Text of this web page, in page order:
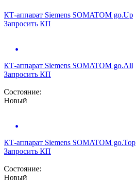
КТ-аппарат Siemens SOMATOM go.Up
Запросить КП
КТ-аппарат Siemens SOMATOM go.All
Запросить КП
Состояние:
Новый
КТ-аппарат Siemens SOMATOM go.Top
Запросить КП
Состояние:
Новый